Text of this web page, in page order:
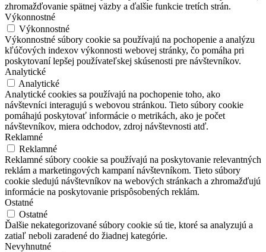
zhromažďovanie spätnej väzby a ďalšie funkcie tretích strán.
Výkonnostné
Výkonnostné
Výkonnostné súbory cookie sa používajú na pochopenie a analýzu
kľúčových indexov výkonnosti webovej stránky, čo pomáha pri
poskytovaní lepšej používateľskej skúsenosti pre návštevníkov.
Analytické
Analytické
Analytické cookies sa používajú na pochopenie toho, ako
návštevníci interagujú s webovou stránkou. Tieto súbory cookie
pomáhajú poskytovať informácie o metrikách, ako je počet
návštevníkov, miera odchodov, zdroj návštevnosti atď.
Reklamné
Reklamné
Reklamné súbory cookie sa používajú na poskytovanie relevantných
reklám a marketingových kampaní návštevníkom. Tieto súbory
cookie sledujú návštevníkov na webových stránkach a zhromažďujú
informácie na poskytovanie prispôsobených reklám.
Ostatné
Ostatné
Ďalšie nekategorizované súbory cookie sú tie, ktoré sa analyzujú a
zatiaľ neboli zaradené do žiadnej kategórie.
Nevyhnutné